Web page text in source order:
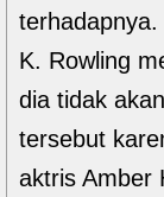
K. Rowling
dia tidak
tersebut
aktris Amber